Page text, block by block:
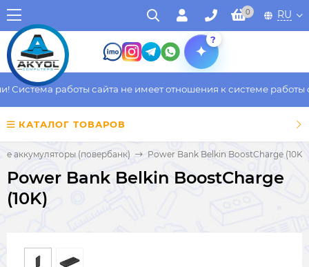
0 RU
?
работы сайта не имеет отношения к системе работы
КАТАЛОГ ТОВАРОВ
аккумуляторы (повербанк) Power Bank Belkin BoostCharge (10K)
Power Bank Belkin BoostCharge
(10K)